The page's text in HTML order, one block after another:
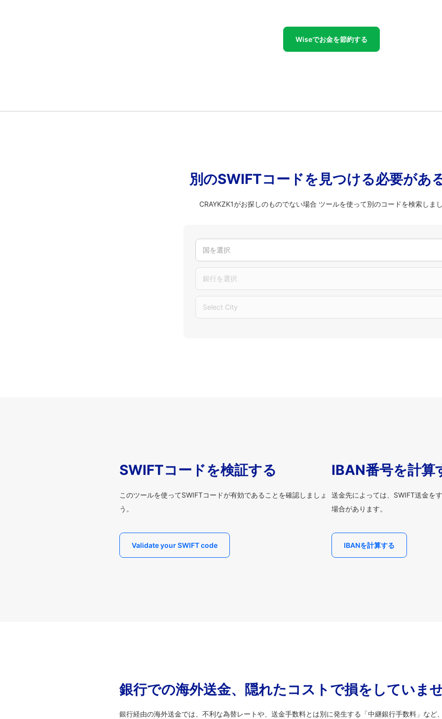
Wiseでお金を節約する
別のSWIFTコードを見つける必要があ
CRAYKZK1がお探しのものでない場合 ツールを使って別のコードを検索しまし
国を選択
銀行を選択
Select City
SWIFTコードを検証する
このツールを使ってSWIFTコードが有効であることを確認しましょ
う。
Validate your SWIFT code
IBAN番号を計算
送金先によっては、SWIFT送金を
場合があります。
IBANを計算する
銀行での海外送金、隠れたコストで損をしていま
銀行経由の海外送金では、不利な為替レートや、送金手数料とは別に発生する「中継銀行手数料」など